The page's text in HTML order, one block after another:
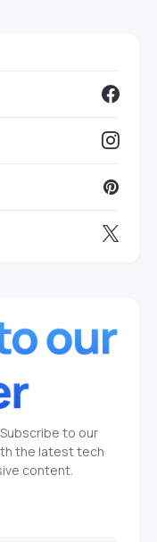
to our
the latest tech
content.